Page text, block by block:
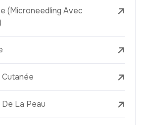
(Microneedling Avec
La Peau